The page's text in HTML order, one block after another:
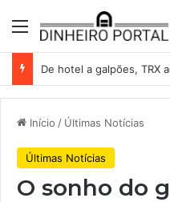
Menu
Início / Últimas Notícias
Últimas Notícias
O sonho do